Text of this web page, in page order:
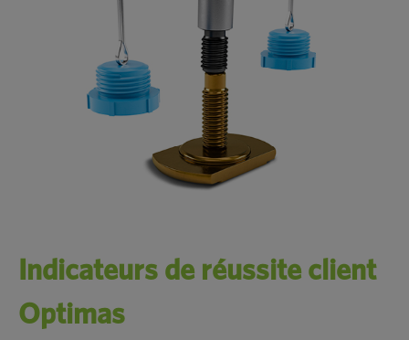
Indicateurs de réussite client
Optimas